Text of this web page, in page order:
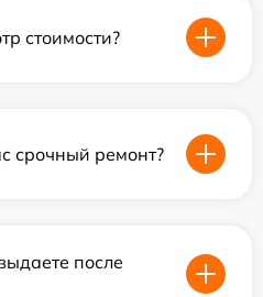
стоимости?
срочный ремонт?
после